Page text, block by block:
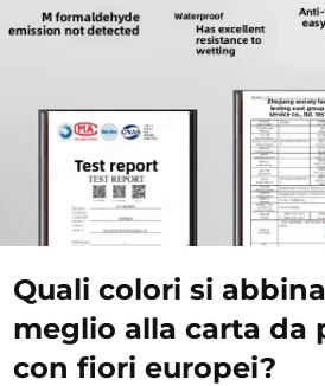
Quali colori si
meglio alla carta da
con fiori europei?